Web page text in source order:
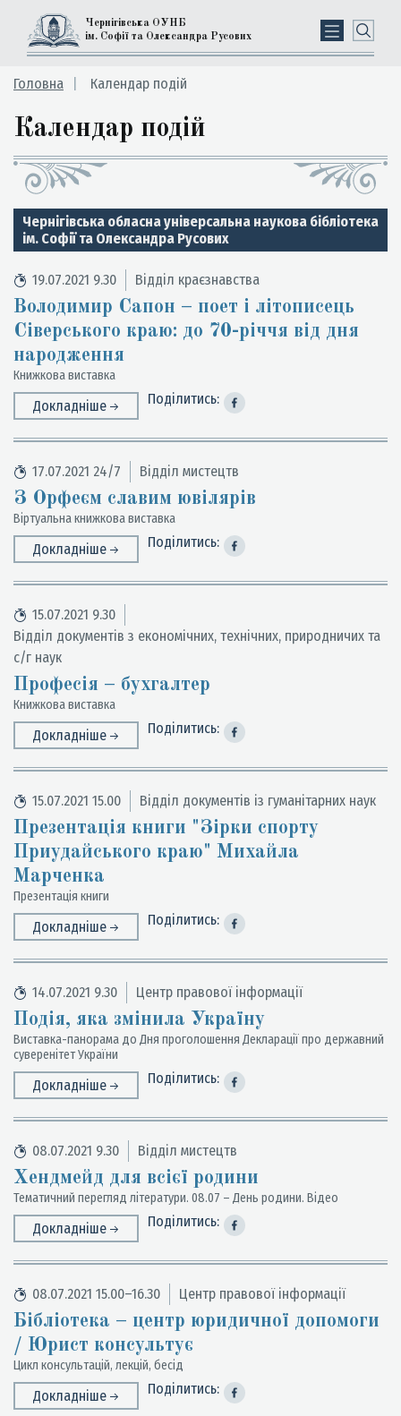
Чернігівська ОУНБ
ім. Софії та Олександра Русових
Головна Календар подій
Календар подій
Чернігівська обласна універсальна наукова бібліотека
ім. Софії та Олександра Русових
19.07.2021 9.30 Відділ краєзнавства
Володимир Сапон – поет і літописець
Сіверського краю: до 70-річчя від дня
народження
Книжкова виставка
Докладніше Поділитись:
17.07.2021 24/7 Відділ мистецтв
З Орфеєм славим ювілярів
Віртуальна книжкова виставка
Докладніше Поділитись:
15.07.2021 9.30
Відділ документів з економічних, технічних, природничих та
с/г наук
Професія – бухгалтер
Книжкова виставка
Докладніше Поділитись:
15.07.2021 15.00 Відділ документів із гуманітарних наук
Презентація книги "Зірки спорту
Приудайського краю" Михайла
Марченка
Презентація книги
Докладніше Поділитись:
14.07.2021 9.30 Центр правової інформації
Подія, яка змінила Україну
Виставка-панорама до Дня проголошення Декларації про державний
суверенітет України
Докладніше Поділитись:
08.07.2021 9.30 Відділ мистецтв
Хендмейд для всієї родини
Тематичний перегляд літератури. 08.07 – День родини. Відео
Докладніше Поділитись:
08.07.2021 15.00–16.30 Центр правової інформації
Бібліотека – центр юридичної допомоги
/ Юрист консультує
Цикл консультацій, лекцій, бесід
Докладніше Поділитись: